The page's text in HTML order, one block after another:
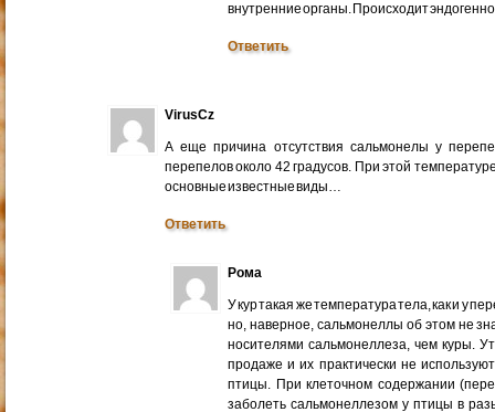
внутренние органы. Происходит
Ответить
VirusCz
А еще причина отсутствия сальмонелы у
перепелов около 42 градусов. При этой
основные известные виды…
Ответить
Рома
У кур такая же температура тела, как и у
но, наверное, сальмонеллы об этом не
носителями сальмонеллеза, чем куры.
продаже и их практически не
птицы. При клеточном содержании
заболеть сальмонеллезом у птицы в